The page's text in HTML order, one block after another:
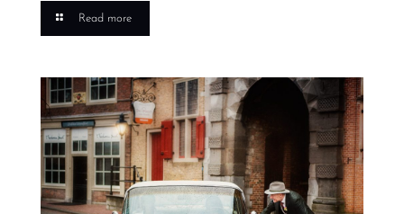
Read more